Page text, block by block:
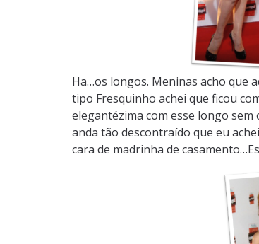
Ha…os longos. Meninas acho que
tipo Fresquinho achei que ficou
elegantézima com esse longo
anda tão descontraído que eu
cara de madrinha de